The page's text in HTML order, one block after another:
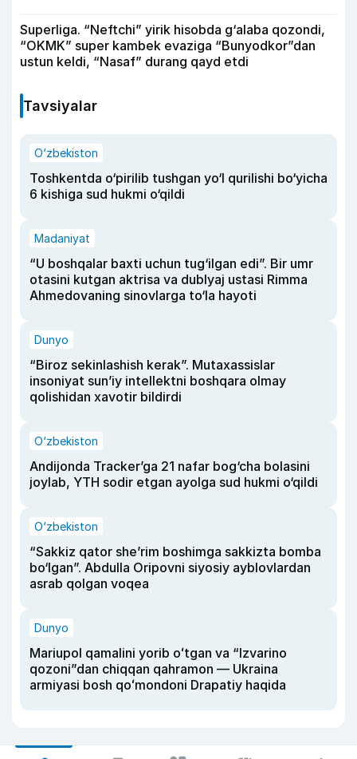
Superliga. “Neftchi” yirik hisobda g‘alaba qozondi,
“OKMK” super kambek evaziga “Bunyodkor”dan
ustun keldi, “Nasaf” durang qayd etdi
Tavsiyalar
O‘zbekiston
Toshkentda o‘pirilib tushgan yo‘l qurilishi bo‘yicha
6 kishiga sud hukmi o‘qildi
Madaniyat
“U boshqalar baxti uchun tug‘ilgan edi”. Bir umr
otasini kutgan aktrisa va dublyaj ustasi Rimma
Ahmedovaning sinovlarga to‘la hayoti
Dunyo
“Biroz sekinlashish kerak”. Mutaxassislar
insoniyat sun’iy intellektni boshqara olmay
qolishidan xavotir bildirdi
O‘zbekiston
Andijonda Tracker’ga 21 nafar bog‘cha bolasini
joylab, YTH sodir etgan ayolga sud hukmi o‘qildi
O‘zbekiston
“Sakkiz qator she’rim boshimga sakkizta bomba
bo‘lgan”. Abdulla Oripovni siyosiy ayblovlardan
asrab qolgan voqea
Dunyo
Mariupol qamalini yorib oʻtgan va “Izvarino
qozoni”dan chiqqan qahramon — Ukraina
armiyasi bosh qoʻmondoni Drapatiy haqida